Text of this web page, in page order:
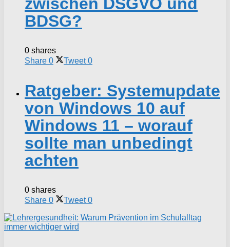
BDSG?
0 shares
Share 0 Tweet 0
Ratgeber: Systemupdate
von Windows 10 auf
Windows 11 – worauf
sollte man unbedingt
achten
0 shares
Share 0 Tweet 0